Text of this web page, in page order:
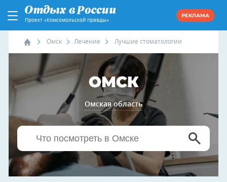
Проект «Комсомольской правды»
РЕКЛАМА
Омск Лечение Лучшие стоматологии
ОМСК
Омская область